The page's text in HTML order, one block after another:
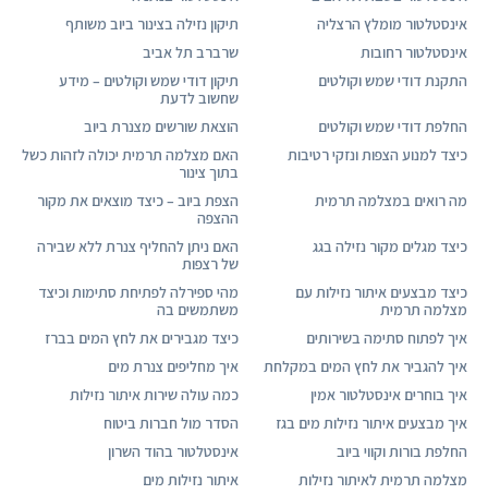
אינסטלטור מומלץ הרצליה
תיקון נזילה בצינור ביוב משותף
אינסטלטור רחובות
שרברב תל אביב
התקנת דודי שמש וקולטים
תיקון דודי שמש וקולטים – מידע
שחשוב לדעת
החלפת דודי שמש וקולטים
הוצאת שורשים מצנרת ביוב
כיצד למנוע הצפות ונזקי רטיבות
האם מצלמה תרמית יכולה לזהות כשל
בתוך צינור
מה רואים במצלמה תרמית
הצפת ביוב – כיצד מוצאים את מקור
ההצפה
כיצד מגלים מקור נזילה בגג
האם ניתן להחליף צנרת ללא שבירה
של רצפות
כיצד מבצעים איתור נזילות עם
מצלמה תרמית
מהי ספירלה לפתיחת סתימות וכיצד
משתמשים בה
איך לפתוח סתימה בשירותים
כיצד מגבירים את לחץ המים בברז
איך להגביר את לחץ המים במקלחת
איך מחליפים צנרת מים
איך בוחרים אינסטלטור אמין
כמה עולה שירות איתור נזילות
איך מבצעים איתור נזילות מים בגז
הסדר מול חברות ביטוח
החלפת בורות וקווי ביוב
אינסטלטור בהוד השרון
מצלמה תרמית לאיתור נזילות
איתור נזילות מים